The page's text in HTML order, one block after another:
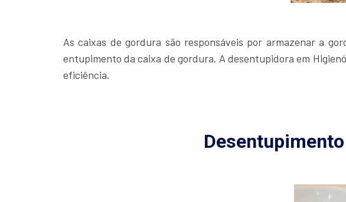
As caixas de gordura são responsáveis por armazenar a
entupimento da caixa de gordura. A desentupidora em
eficiência.